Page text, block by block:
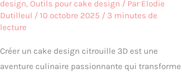
design, Outils pour cake design / Par Élodie
Dutilleul / 10 octobre 2025 / 3 minutes de
lecture
Créer un cake design citrouille 3D est une
aventure culinaire passionnante qui transforme